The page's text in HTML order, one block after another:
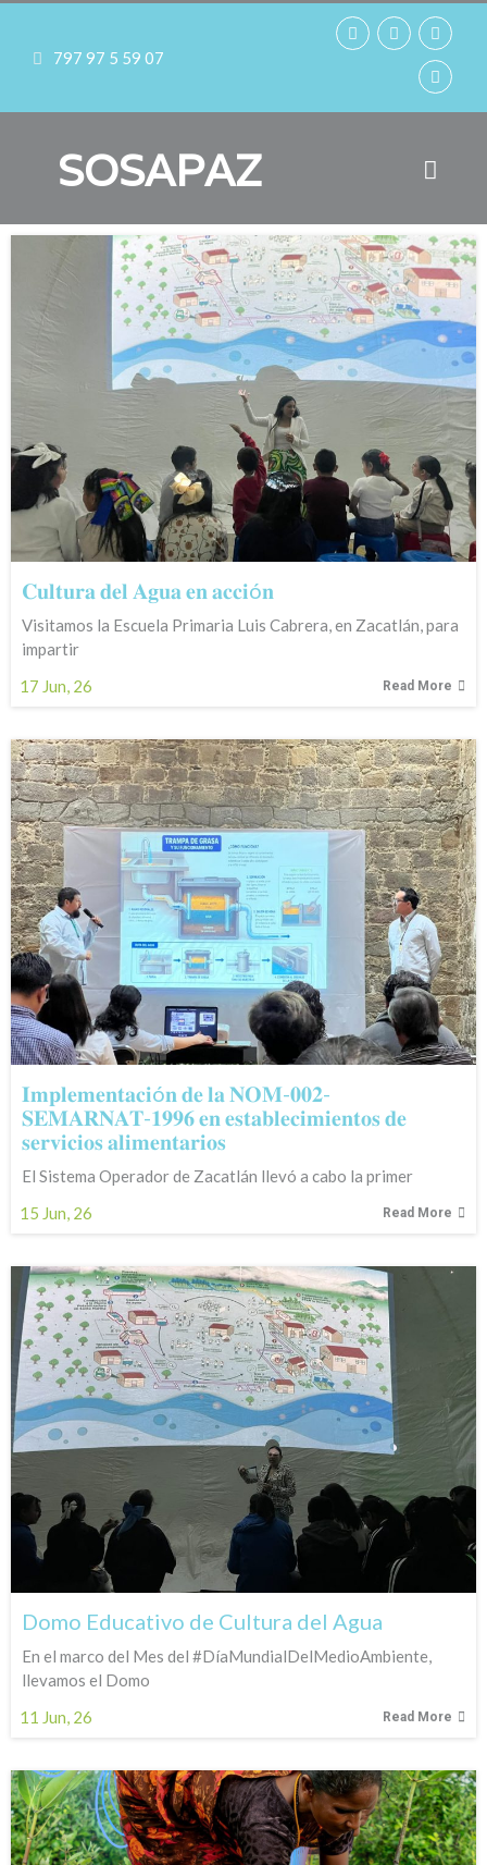
797 97 5 59 07
SOSAPAZ
𝐂𝐮𝐥𝐭𝐮𝐫𝐚 𝐝𝐞𝐥 𝐀𝐠𝐮𝐚 𝐞𝐧 𝐚𝐜𝐜𝐢ó𝐧
17 Jun, 26
Visitamos la Escuela Primaria Luis Cabrera, en Zacatlán, para
impartir
Read More
𝐈𝐦𝐩𝐥𝐞𝐦𝐞𝐧𝐭𝐚𝐜𝐢ó𝐧 𝐝𝐞 𝐥𝐚 𝐍𝐎𝐌-𝟎𝟎𝟐-
𝐒𝐄𝐌𝐀𝐑𝐍𝐀𝐓-𝟏𝟗𝟗𝟔 𝐞𝐧 𝐞𝐬𝐭𝐚𝐛𝐥𝐞𝐜𝐢𝐦𝐢𝐞𝐧𝐭𝐨𝐬 𝐝𝐞
𝐬𝐞𝐫𝐯𝐢𝐜𝐢𝐨𝐬 𝐚𝐥𝐢𝐦𝐞𝐧𝐭𝐚𝐫𝐢𝐨𝐬
15 Jun, 26
El Sistema Operador de Zacatlán llevó a cabo la primer
Read More
Domo Educativo de Cultura del Agua
11 Jun, 26
En el marco del Mes del #DíaMundialDelMedioAmbiente,
llevamos el Domo
Read More